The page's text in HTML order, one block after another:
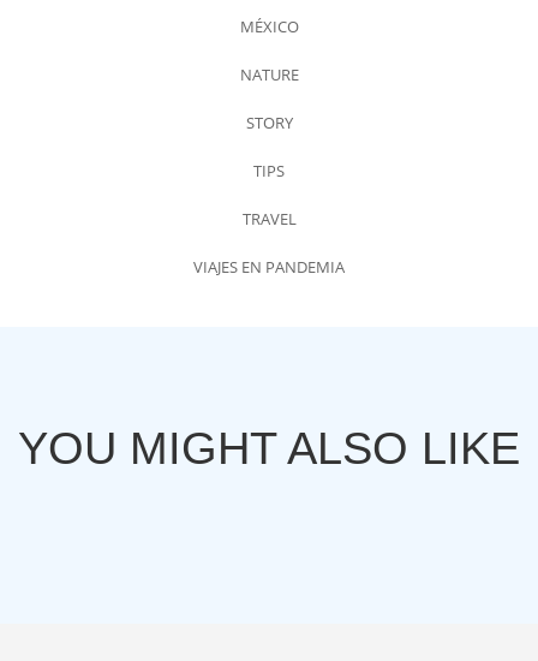
MÉXICO
NATURE
STORY
TIPS
TRAVEL
VIAJES EN PANDEMIA
YOU MIGHT ALSO LIKE